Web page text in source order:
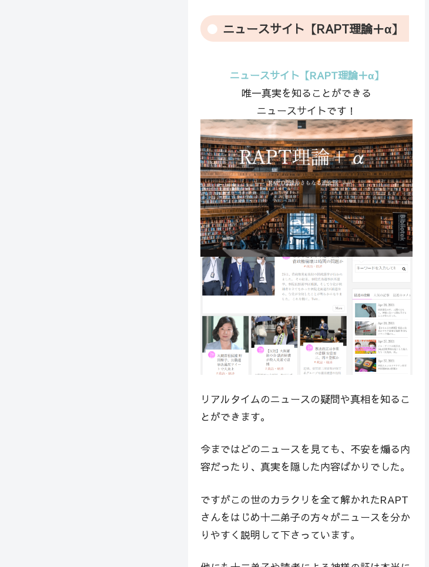
ニュースサイト【RAPT理論＋α】
ニュースサイト【RAPT理論＋α】
唯一真実を知ることができる
ニュースサイトです！
リアルタイムのニュースの疑問や真相を知るこ
とができます。
今まではどのニュースを見ても、不安を煽る内
容だったり、真実を隠した内容ばかりでした。
ですがこの世のカラクリを全て解かれたRAPT
さんをはじめ十二弟子の方々がニュースを分か
りやすく説明して下さっています。